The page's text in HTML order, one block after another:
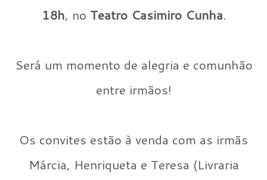
18h, no Teatro Casimiro Cunha.
Será um momento de alegria e comunhão
entre irmãos!
Os convites estão à venda com as irmãs
Márcia, Henriqueta e Teresa (Livraria